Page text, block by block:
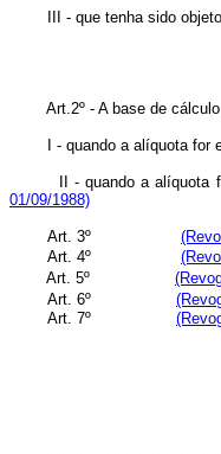
III - que tenha sido objeto
Art.2º - A base de
I - quando a alíquota for
II - quando a alíquota for
01/09/1988)
Art. 3º
Art. 4º
Art. 5º
Art. 6º
Art. 7º